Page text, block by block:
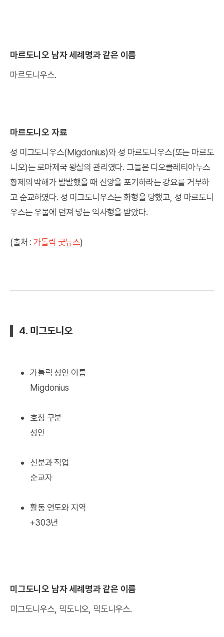
마르도니오 남자 세례명과 같은 이름
마르도니우스.
마르도니오 자료
성 미그도니우스(Migdonius)와 성 마르도니우스(또는 마르도
니오)는 로마제국 왕실의 관리였다. 그들은 디오클레티아누스
황제의 박해가 발발했을 때 신앙을 포기하라는 강요를 거부하
고 순교하였다. 성 미그도니우스는 화형을 당했고, 성 마르도니
우스는 우물에 던져 넣는 익사형을 받았다.
(출처 :가톨릭 굿뉴스)
4. 미그도니오
가톨릭 성인 이름
Migdonius
호칭 구분
성인
신분과 직업
순교자
활동 연도와 지역
+303년
미그도니오 남자 세례명과 같은 이름
미그도니우스, 믹도니오, 믹도니우스.